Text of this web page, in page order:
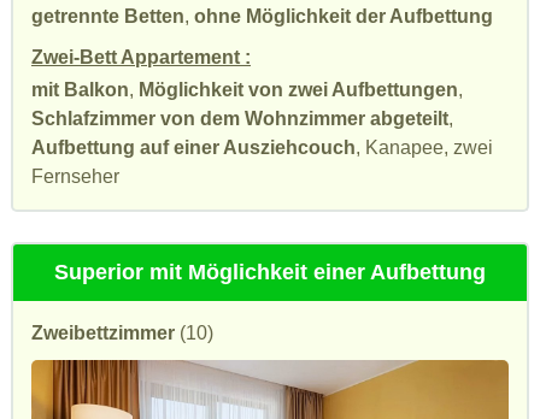
getrennte Betten, ohne Möglichkeit der Aufbettung
Zwei-Bett Appartement :
mit Balkon, Möglichkeit von zwei Aufbettungen,
Schlafzimmer von dem Wohnzimmer abgeteilt,
Aufbettung auf einer Ausziehcouch, Kanapee, zwei
Fernseher
Superior mit Möglichkeit einer Aufbettung
Zweibettzimmer (10)